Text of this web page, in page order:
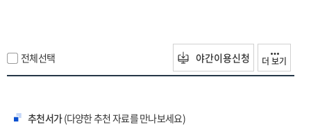
전체선택 야간이용신청 더 보기
추천서가(다양한 추천 자료를 만나보세요)